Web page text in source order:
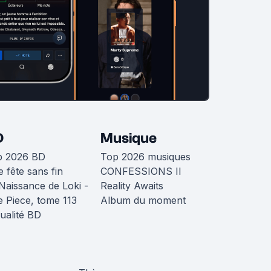
2026 BD
fête sans fin
de Loki -
Piece, tome 113
BD
Musique
Top 2026 musiques
CONFESSIONS II
Reality Awaits
Album du moment